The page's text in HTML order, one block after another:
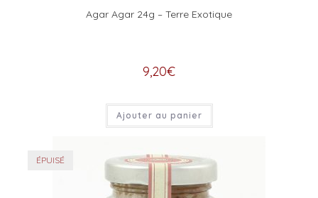
Agar Agar 24g – Terre Exotique
9,20€
Ajouter au panier
ÉPUISÉ